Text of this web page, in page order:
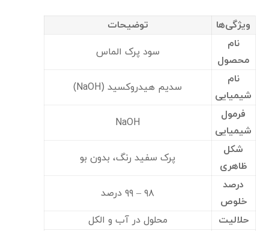
ویژگی‌ها
توضیحات
نام
محصول
سود پرک الماس
نام
شیمیایی
سدیم هیدروکسید (NaOH)
فرمول
شیمیایی
NaOH
شکل
ظاهری
پرک سفید رنگ، بدون بو
درصد
خلوص
۹۸ – ۹۹ درصد
حلالیت محلول در آب و الکل